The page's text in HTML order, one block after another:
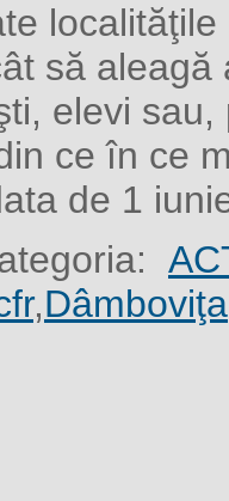
să
elevi
ce în ce
de 1
,Dâmboviţa